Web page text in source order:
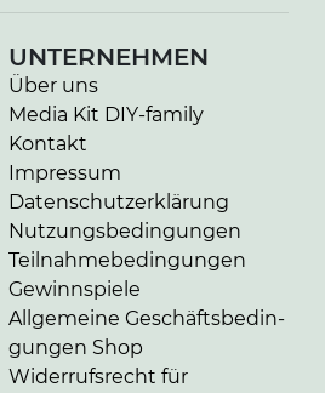
UNTERNEHMEN
Über uns
Media Kit DIY-family
Kontakt
Impressum
Da­ten­schutz­er­klä­rung
Nut­zungs­be­din­gun­gen
Teil­nah­me­be­din­gun­gen
Gewinnspiele
Allgemeine Ge­schäfts­be­din­
gun­gen Shop
Widerrufsrecht für